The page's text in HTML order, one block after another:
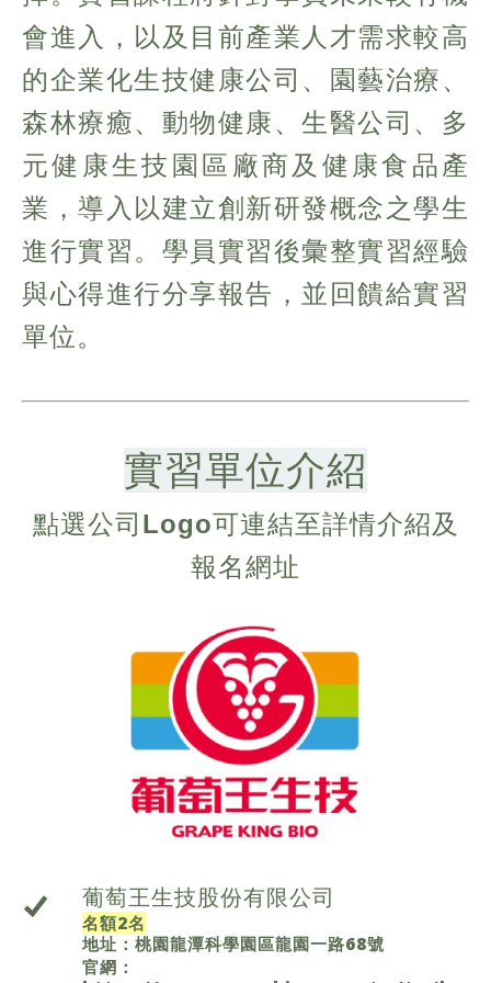
會進入，以及目前產業人才需求較高
的企業化生技健康公司、園藝治療、
森林療癒、動物健康、生醫公司、多
元健康生技園區廠商及健康食品產
業，導入以建立創新研發概念之學生
進行實習。學員實習後彙整實習經驗
與心得進行分享報告，並回饋給實習
單位。
實習單位介紹
點選公司Logo可連結至詳情介紹及
報名網址
葡萄王生技股份有限公司
名額2名
地址：桃園龍潭科學園區龍園一路68號
官網：